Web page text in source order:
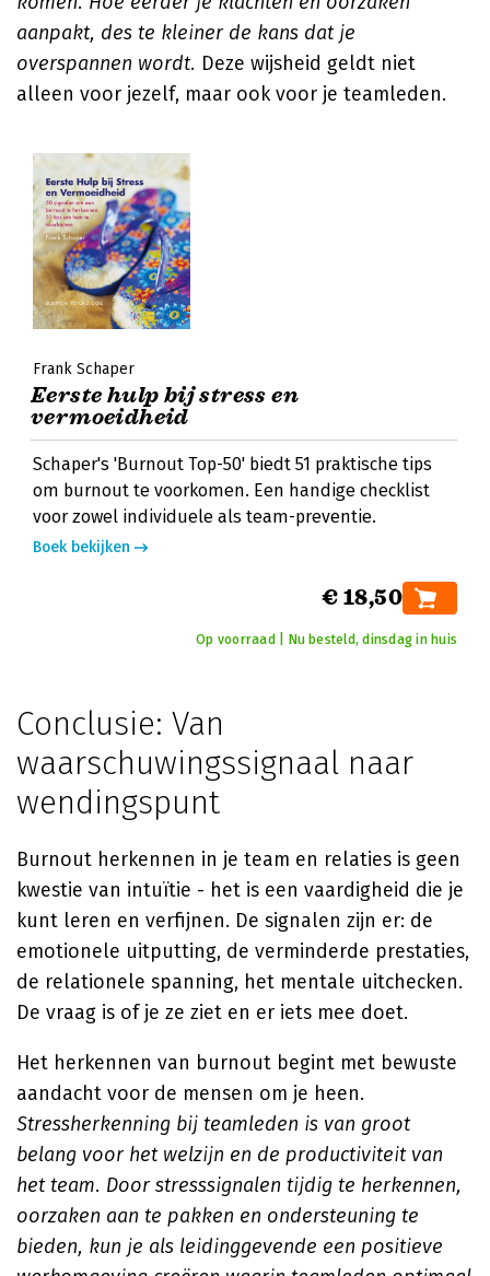
aanpakt, des te kleiner de kans dat je
overspannen wordt. Deze wijsheid geldt niet
alleen voor jezelf, maar ook voor je teamleden.
Frank Schaper
Eerste hulp bij stress en
vermoeidheid
Schaper's 'Burnout Top-50' biedt 51 praktische tips
om burnout te voorkomen. Een handige checklist
voor zowel individuele als team-preventie.
Boek bekijken
€ 18,50
Op voorraad | Nu besteld, dinsdag in huis
Conclusie: Van
waarschuwingssignaal naar
wendingspunt
Burnout herkennen in je team en relaties is geen
kwestie van intuïtie - het is een vaardigheid die je
kunt leren en verfijnen. De signalen zijn er: de
emotionele uitputting, de verminderde prestaties,
de relationele spanning, het mentale uitchecken.
De vraag is of je ze ziet en er iets mee doet.
Het herkennen van burnout begint met bewuste
aandacht voor de mensen om je heen.
Stressherkenning bij teamleden is van groot
belang voor het welzijn en de productiviteit van
het team. Door stresssignalen tijdig te herkennen,
oorzaken aan te pakken en ondersteuning te
bieden, kun je als leidinggevende een positieve